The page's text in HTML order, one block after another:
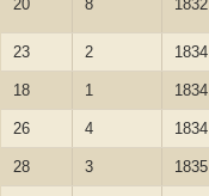
20 8 1832
23 2 1834
18 1 1834
26 4 1834
28 3 1835